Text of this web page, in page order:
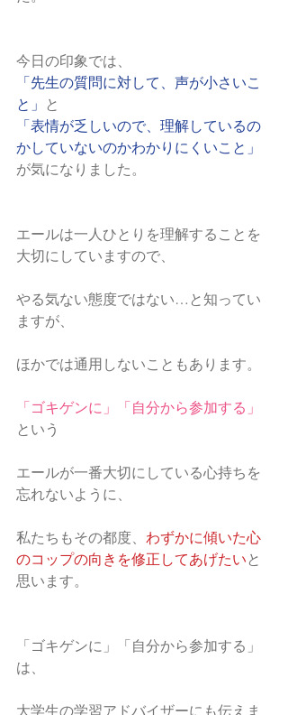
今日の印象では、
「先生の質問に対して、声が小さいこ
と」 と
「表情が乏しいので、理解しているの
かしていないのかわかりにくいこと」
が気になりました。
エールは一人ひとりを理解することを
大切にしていますので、
やる気ない態度ではない…と知ってい
ますが、
ほかでは通用しないこともあります。
「ゴキゲンに」「自分から参加する」
という
エールが一番大切にしている心持ちを
忘れないように、
私たちもその都度、 わずかに傾いた心
のコップの向きを修正してあげたいと
思います。
「ゴキゲンに」「自分から参加する」
は、
大学生の学習アドバイザーにも伝えま